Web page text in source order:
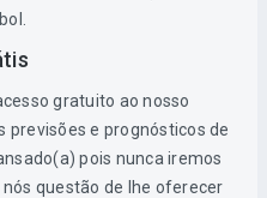
gratuito ao nosso
previsões e prognósticos de
pois nunca iremos
questão de lhe oferecer